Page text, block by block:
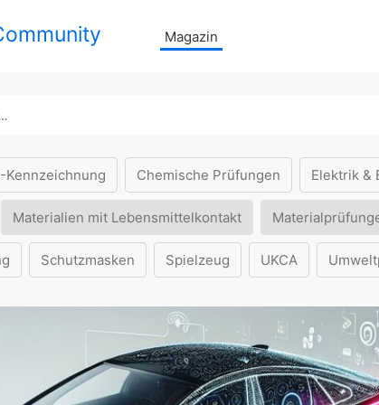
Magazin
Kennzeichnung Chemische Prüfungen Elektrik &
Materialien mit Lebensmittelkontakt
Schutzmasken Spielzeug UKCA